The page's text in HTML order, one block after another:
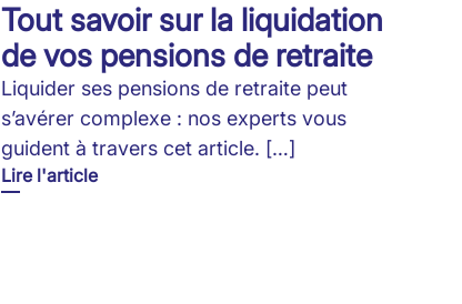
Tout savoir sur la liquidation
de vos pensions de retraite
Liquider ses pensions de retraite peut
s’avérer complexe : nos experts vous
guident à travers cet article. […]
Lire l'article